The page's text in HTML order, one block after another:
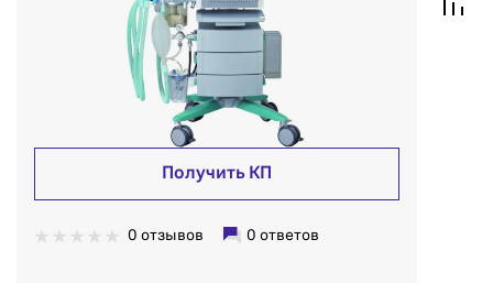
Получить КП
0 отзывов 0 ответов